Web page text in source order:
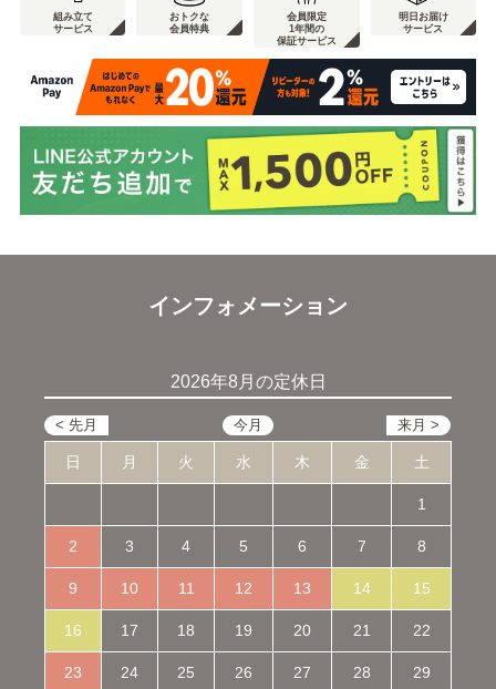
組み立て
サービス
おトクな
会員特典
会員限定
1年間の
保証サービス
明日お届け
サービス
インフォメーション
2026年8月の定休日
日 月 火 水 木 金 土
1
2 3 4 5 6 7 8
9 10 11 12 13 14 15
16 17 18 19 20 21 22
23 24 25 26 27 28 29